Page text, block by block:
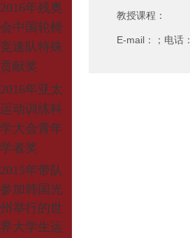
2016年残奥
会中国轮椅
竞速队特殊
贡献奖
2016年亚太
运动训练科
学大会青年
学者奖
2015年带队
参加韩国光
州举行的世
界大学生运
教授课程：
E-mail：；电话：